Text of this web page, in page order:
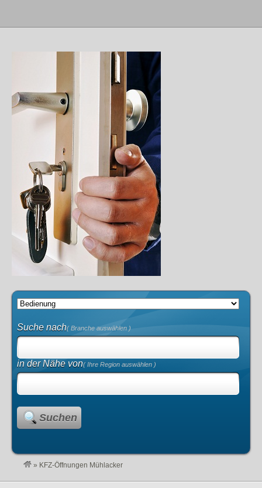
Suche nach( Branche auswählen )
in der Nähe von( Ihre Region auswählen )
Suchen
» KFZ-Öffnungen Mühlacker